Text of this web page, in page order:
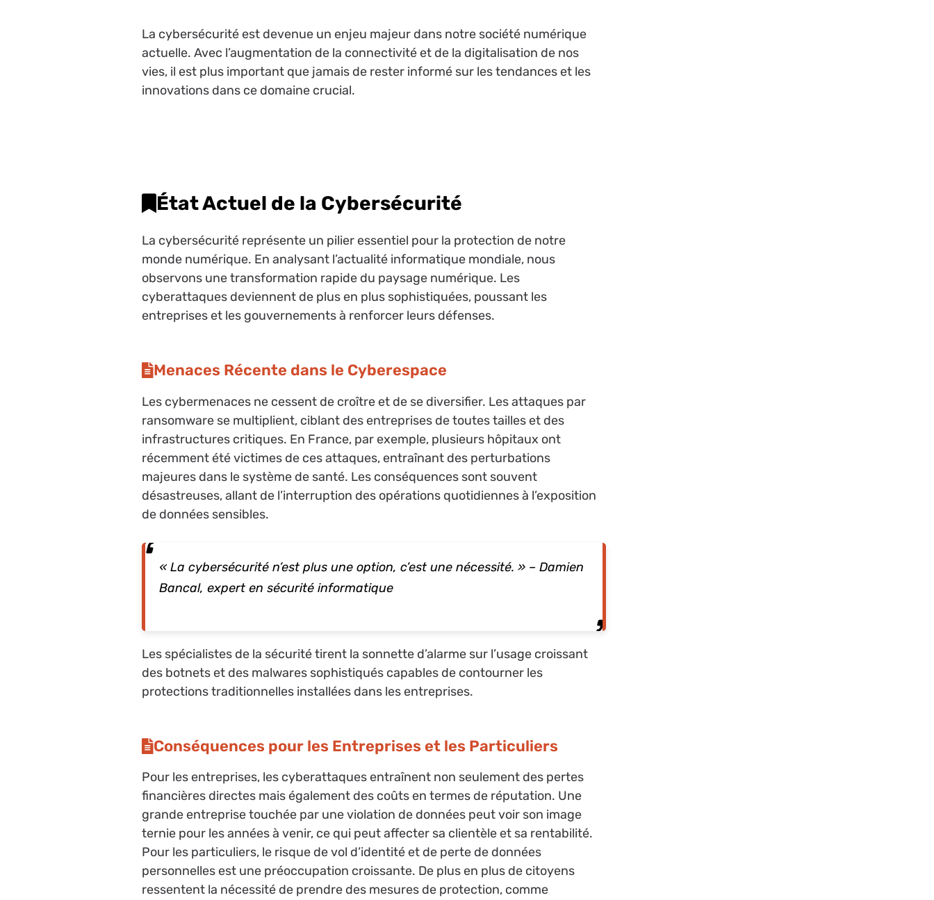
La cybersécurité est devenue un enjeu majeur dans notre société numérique
actuelle. Avec l’augmentation de la connectivité et de la digitalisation de nos
vies, il est plus important que jamais de rester informé sur les tendances et les
innovations dans ce domaine crucial.
État Actuel de la Cybersécurité
La cybersécurité représente un pilier essentiel pour la protection de notre
monde numérique. En analysant l’actualité informatique mondiale, nous
observons une transformation rapide du paysage numérique. Les
cyberattaques deviennent de plus en plus sophistiquées, poussant les
entreprises et les gouvernements à renforcer leurs défenses.
Menaces Récente dans le Cyberespace
Les cybermenaces ne cessent de croître et de se diversifier. Les attaques par
ransomware se multiplient, ciblant des entreprises de toutes tailles et des
infrastructures critiques. En France, par exemple, plusieurs hôpitaux ont
récemment été victimes de ces attaques, entraînant des perturbations
majeures dans le système de santé. Les conséquences sont souvent
désastreuses, allant de l’interruption des opérations quotidiennes à l’exposition
de données sensibles.
« La cybersécurité n’est plus une option, c’est une nécessité. » – Damien
Bancal, expert en sécurité informatique
Les spécialistes de la sécurité tirent la sonnette d’alarme sur l’usage croissant
des botnets et des malwares sophistiqués capables de contourner les
protections traditionnelles installées dans les entreprises.
Conséquences pour les Entreprises et les Particuliers
Pour les entreprises, les cyberattaques entraînent non seulement des pertes
financières directes mais également des coûts en termes de réputation. Une
grande entreprise touchée par une violation de données peut voir son image
ternie pour les années à venir, ce qui peut affecter sa clientèle et sa rentabilité.
Pour les particuliers, le risque de vol d’identité et de perte de données
personnelles est une préoccupation croissante. De plus en plus de citoyens
ressentent la nécessité de prendre des mesures de protection, comme